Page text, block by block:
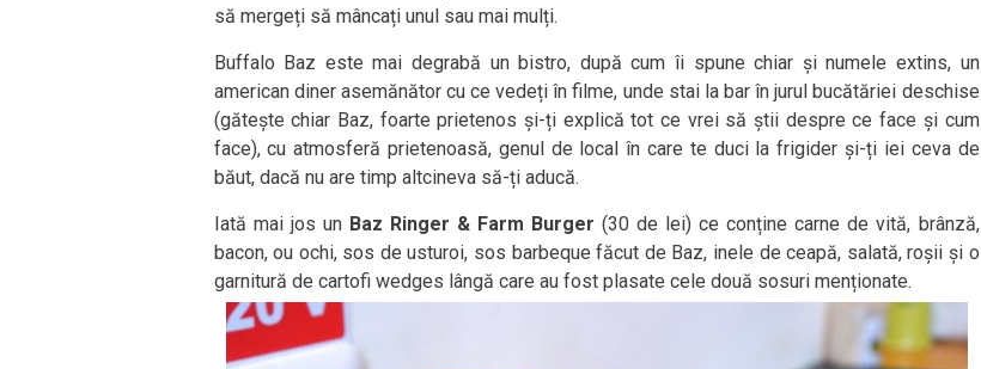
să mergeți să mâncați unul sau mai mulți.
Buffalo Baz este mai degrabă un bistro, după cum îi spune chiar și numele extins, un
american diner asemănător cu ce vedeți în filme, unde stai la bar în jurul bucătăriei deschise
(gătește chiar Baz, foarte prietenos și-ți explică tot ce vrei să știi despre ce face și cum
face), cu atmosferă prietenoasă, genul de local în care te duci la frigider și-ți iei ceva de
băut, dacă nu are timp altcineva să-ți aducă.
Iată mai jos unBaz Ringer & Farm Burger (30 de lei) ce conține carne de vită, brânză,
bacon, ou ochi, sos de usturoi, sos barbeque făcut de Baz, inele de ceapă, salată, roșii și o
garnitură de cartofi wedges lângă care au fost plasate cele două sosuri menționate.